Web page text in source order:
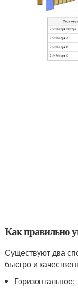
Как правильно
Существуют два
быстро и
Горизонтальное;